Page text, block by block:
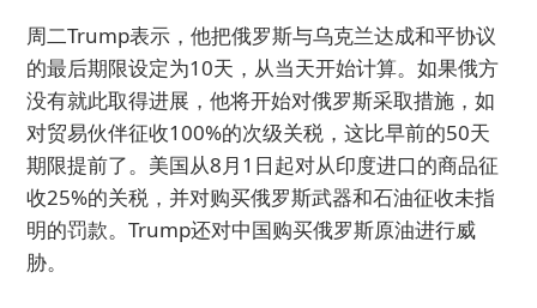
周二Trump表示，他把俄罗斯与乌克兰达成和平协议
的最后期限设定为10天，从当天开始计算。如果俄方
没有就此取得进展，他将开始对俄罗斯采取措施，如
对贸易伙伴征收100%的次级关税，这比早前的50天
期限提前了。美国从8月1日起对从印度进口的商品征
收25%的关税，并对购买俄罗斯武器和石油征收未指
明的罚款。Trump还对中国购买俄罗斯原油进行威
胁。